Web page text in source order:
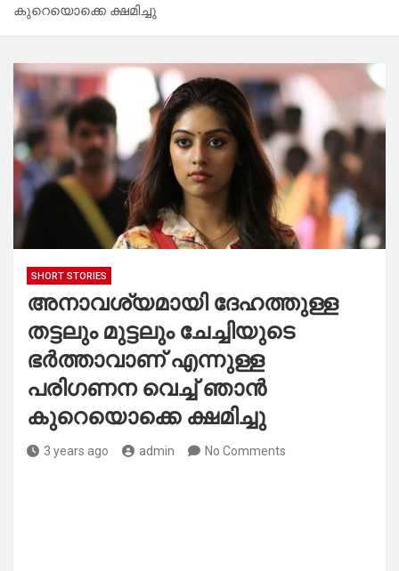
കുറെയൊക്കെ ക്ഷമിച്ചു
SHORT STORIES
അനാവശ്യമായി ദേഹത്തുള്ള
തട്ടലും മുട്ടലും ചേച്ചിയുടെ
ഭർത്താവാണ് എന്നുള്ള
പരിഗണന വെച്ച് ഞാൻ
കുറെയൊക്കെ ക്ഷമിച്ചു
3 years ago admin No Comments